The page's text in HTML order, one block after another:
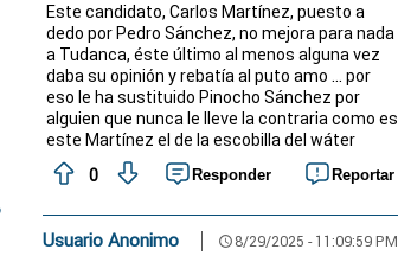
Este candidato, Carlos Martínez, puesto a
dedo por Pedro Sánchez, no mejora para nada
a Tudanca, éste último al menos alguna vez
daba su opinión y rebatía al puto amo ... por
eso le ha sustituido Pinocho Sánchez por
alguien que nunca le lleve la contraria como es
este Martínez el de la escobilla del wáter
0
Responder Reportar
Usuario Anonimo schedule 8/29/2025 - 11:09:59 PM